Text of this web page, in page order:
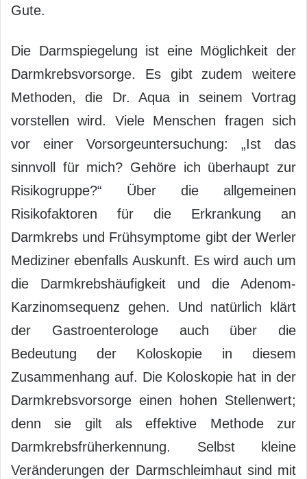
Gute.
Die Darmspiegelung ist eine Möglichkeit der
Darmkrebsvorsorge. Es gibt zudem weitere
Methoden, die Dr. Aqua in seinem Vortrag
vorstellen wird. Viele Menschen fragen sich
vor einer Vorsorgeuntersuchung: „Ist das
sinnvoll für mich? Gehöre ich überhaupt zur
Risikogruppe?“ Über die allgemeinen
Risikofaktoren für die Erkrankung an
Darmkrebs und Frühsymptome gibt der Werler
Mediziner ebenfalls Auskunft. Es wird auch um
die Darmkrebshäufigkeit und die Adenom-
Karzinomsequenz gehen. Und natürlich klärt
der Gastroenterologe auch über die
Bedeutung der Koloskopie in diesem
Zusammenhang auf. Die Koloskopie hat in der
Darmkrebsvorsorge einen hohen Stellenwert;
denn sie gilt als effektive Methode zur
Darmkrebsfrüherkennung. Selbst kleine
Veränderungen der Darmschleimhaut sind mit